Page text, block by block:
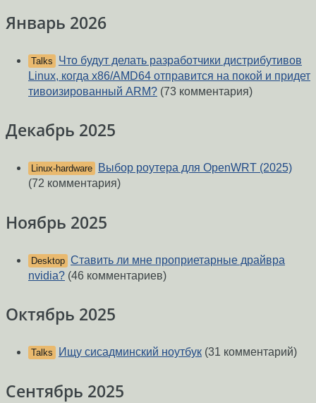
Январь 2026
Talks
Что будут делать разработчики дистрибутивов
Linux, когда x86/AMD64 отправится на покой и придет
тивоизированный ARM? (73 комментария)
Декабрь 2025
Linux-hardware
Выбор роутера для OpenWRT (2025)
(72 комментария)
Ноябрь 2025
Desktop Ставить ли мне проприетарные драйвра
nvidia? (46 комментариев)
Октябрь 2025
Talks Ищу сисадминский ноутбук (31 комментарий)
Сентябрь 2025